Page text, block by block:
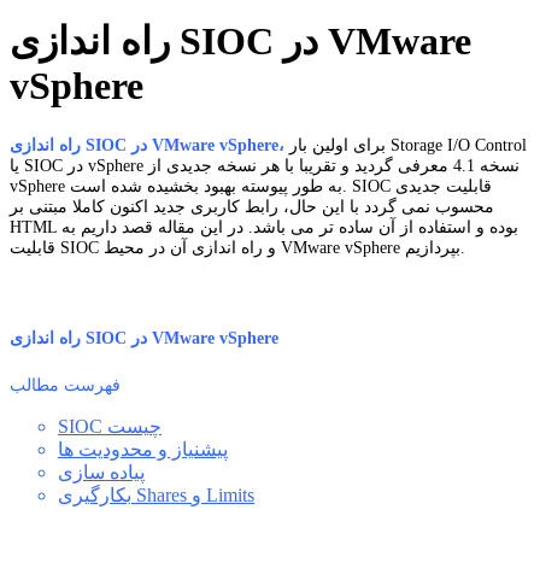
راه اندازی SIOC در VMware
vSphere
راه اندازی SIOC در VMware vSphere، برای اولین بار Storage I/O Control
یا SIOC در vSphere نسخه 4.1 معرفی گردید و تقریبا با هر نسخه جدیدی از
vSphere به طور پیوسته بهبود بخشیده شده است. SIOC قابلیت جدیدی
محسوب نمی گردد با این حال، رابط کاربری جدید اکنون کاملا مبتنی بر
HTML بوده و استفاده از آن ساده تر می باشد. در این مقاله قصد داریم به
راه اندازی SIOC در VMware vSphere
فهرست مطالب
SIOC چیست
پیشنیاز و محدودیت ها
پیاده سازی
بکارگیری Shares و Limits